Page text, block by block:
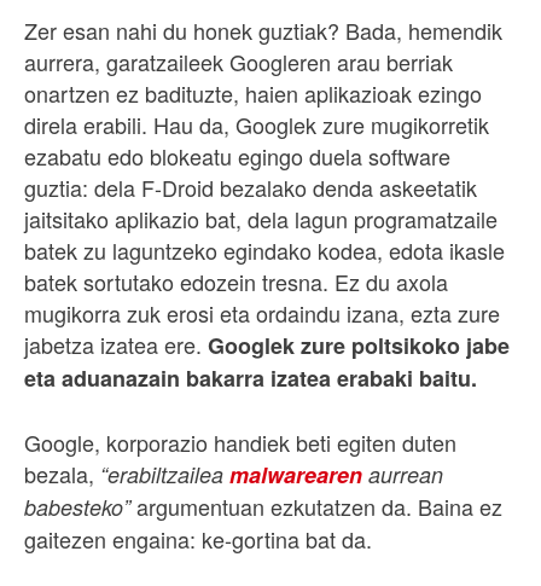
Zer esan nahi du honek guztiak? Bada, hemendik
aurrera, garatzaileek Googleren arau berriak
onartzen ez badituzte, haien aplikazioak ezingo
direla erabili. Hau da, Googlek zure mugikorretik
ezabatu edo blokeatu egingo duela software
guztia: dela F-Droid bezalako denda askeetatik
jaitsitako aplikazio bat, dela lagun programatzaile
batek zu laguntzeko egindako kodea, edota ikasle
batek sortutako edozein tresna. Ez du axola
mugikorra zuk erosi eta ordaindu izana, ezta zure
jabetza izatea ere. Googlek zure poltsikoko jabe
eta aduanazain bakarra izatea erabaki baitu.
Google, korporazio handiek beti egiten duten
bezala, “erabiltzailea malwarearen aurrean
babesteko”argumentuan ezkutatzen da. Baina ez
gaitezen engaina: ke-gortina bat da.